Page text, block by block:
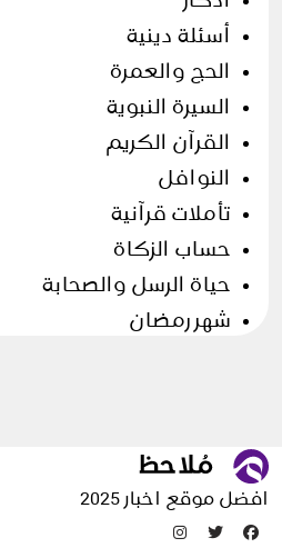
أسئلة دينية
الحج والعمرة
السيرة النبوية
القرآن الكريم
النوافل
تأملات قرآنية
حساب الزكاة
حياة الرسل والصحابة
شهر رمضان
الأسرة
افضل موقع اخبار 2025